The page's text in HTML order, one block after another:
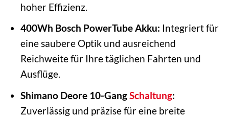
hoher Effizienz.
400Wh Bosch PowerTube Akku: Integriert für
eine saubere Optik und ausreichend
Reichweite für Ihre täglichen Fahrten und
Ausflüge.
Shimano Deore 10-GangSchaltung:
Zuverlässig und präzise für eine breite